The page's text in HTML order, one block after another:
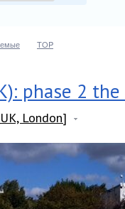
TOP
phase 2
London]